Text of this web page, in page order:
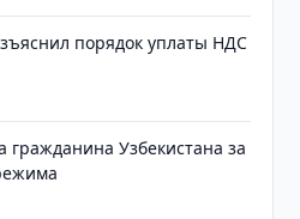
порядок уплаты НДС
гражданина Узбекистана за